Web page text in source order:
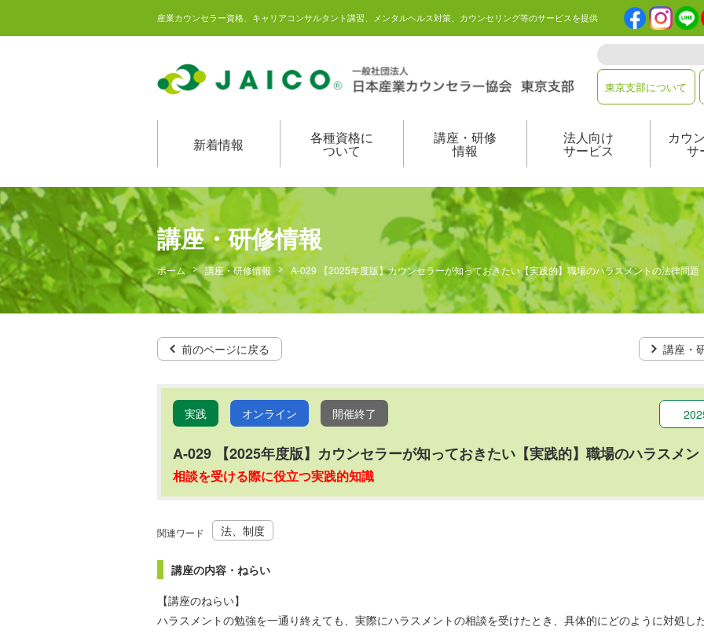
産業カウンセラー資格、キャリアコンサルタント講習、メンタルヘルス対策、カウンセリング等のサービスを提供
東京支部について
新着情報 各種資格に
ついて
講座・研修
情報
法人向け
サービス
カウ
サ
講座・研修情報
ホーム 講座・研修情報 A-029 【2025年度版】カウンセラーが知っておきたい【実践的】職場のハラスメントの法律問題
前のページに戻る 講座・
実践 オンライン 開催終了
A-029 【2025年度版】カウンセラーが知っておきたい【実践的】職場のハラスメン
相談を受ける際に役立つ実践的知識
関連ワード 法、制度
講座の内容・ねらい
【講座のねらい】
ハラスメントの勉強を一通り終えても、実際にハラスメントの相談を受けたとき、具体的にどのように対処し